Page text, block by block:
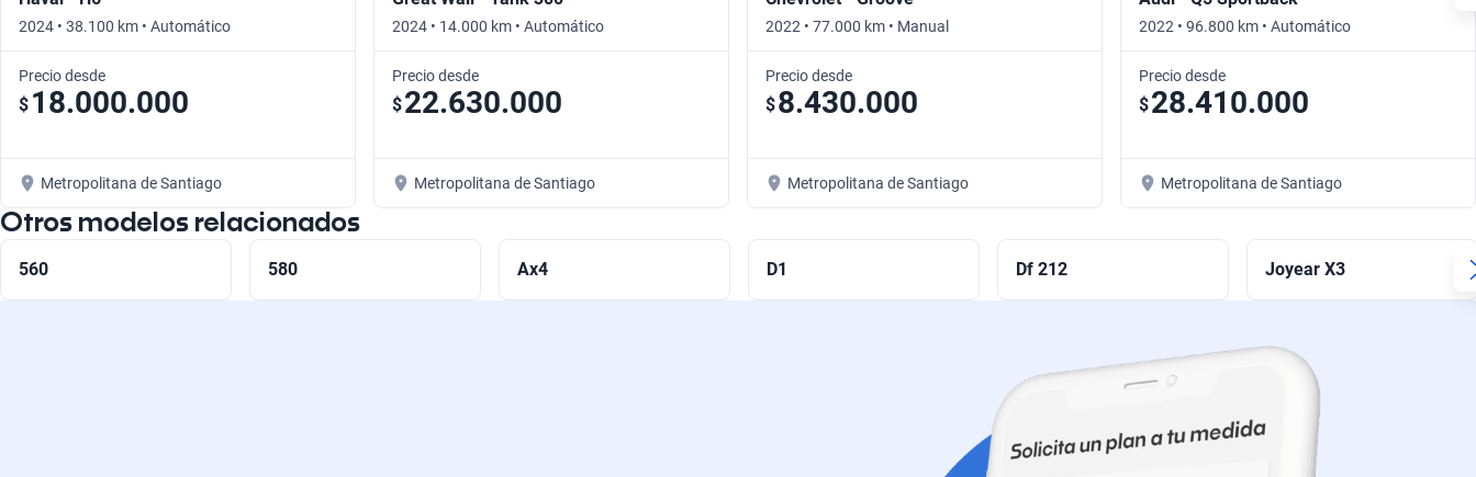
2024 • 38.100 km • Automático
Precio desde
$ 18.000.000
Metropolitana de Santiago
2024 • 14.000 km • Automático
Precio desde
$22.630.000
Metropolitana de Santiago
2022 • 77.000 km • Manual
Precio desde
$8.430.000
Metropolitana de Santiago
2022 • 96.800 km • Automático
Precio desde
$28.410.000
Metropolitana de Santiago
Otros modelos relacionados
560 580 Ax4 D1 Df 212 Joyear X3